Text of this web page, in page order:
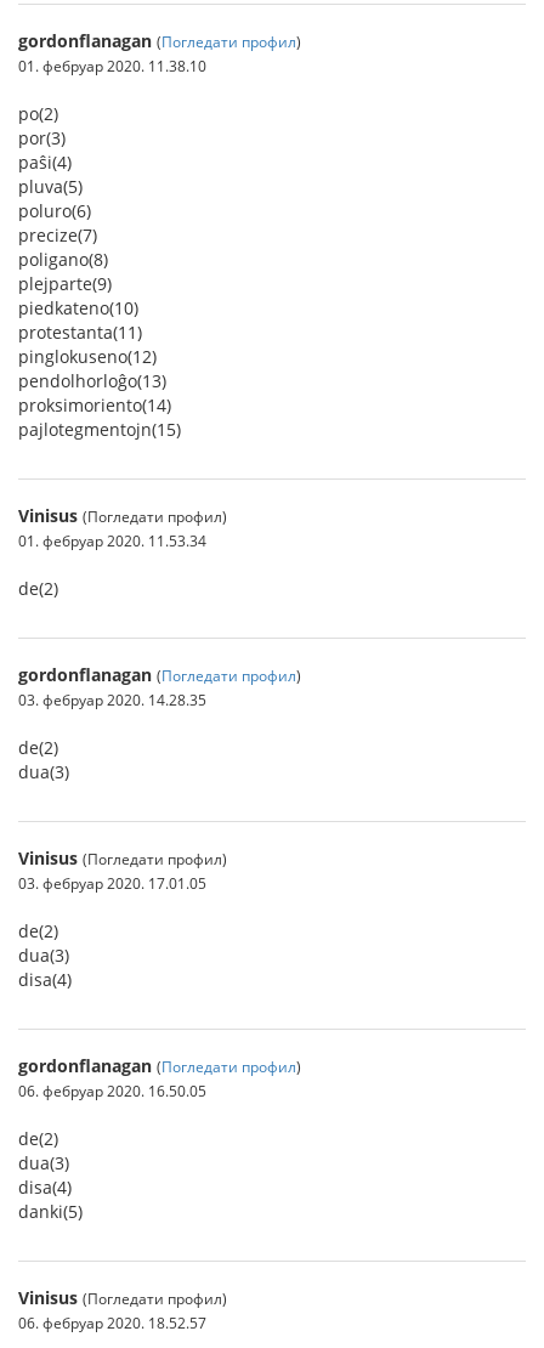
gordonflanagan (Погледати профил)
01. фебруар 2020. 11.38.10
po(2)
por(3)
paŝi(4)
pluva(5)
poluro(6)
precize(7)
poligano(8)
plejparte(9)
piedkateno(10)
protestanta(11)
pinglokuseno(12)
pendolhorloĝo(13)
proksimoriento(14)
pajlotegmentojn(15)
Vinisus (Погледати профил)
01. фебруар 2020. 11.53.34
de(2)
gordonflanagan (Погледати профил)
03. фебруар 2020. 14.28.35
de(2)
dua(3)
Vinisus (Погледати профил)
03. фебруар 2020. 17.01.05
de(2)
dua(3)
disa(4)
gordonflanagan (Погледати профил)
06. фебруар 2020. 16.50.05
de(2)
dua(3)
disa(4)
danki(5)
Vinisus (Погледати профил)
06. фебруар 2020. 18.52.57